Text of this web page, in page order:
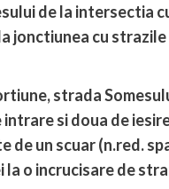
de la intersectia
jonctiunea cu
strada
intrare si doua de
de un scuar (n.red.
la o incrucisare de